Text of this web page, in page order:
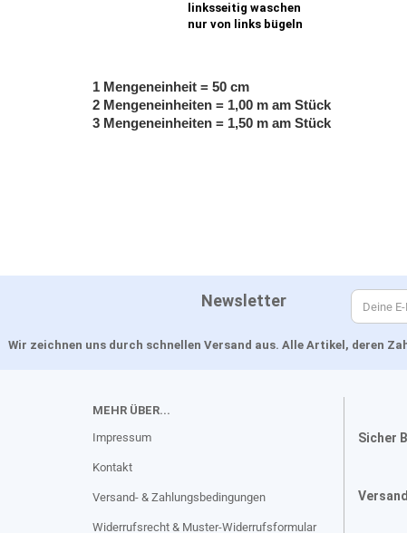
linksseitig waschen
nur von links bügeln
1 Mengeneinheit = 50 cm
2 Mengeneinheiten = 1,00 m am Stück
3 Mengeneinheiten = 1,50 m am Stück
Newsletter
Wir zeichnen uns durch schnellen Versand aus. Alle Artikel, deren
MEHR ÜBER...
Impressum
Kontakt
Versand- & Zahlungsbedingungen
Widerrufsrecht & Muster-Widerrufsformular
Sicher
Versand